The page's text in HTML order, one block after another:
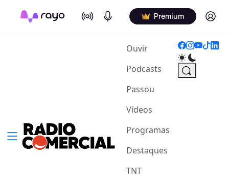
On Air Podcasts Premium Log in
Ouvir(current)
Podcasts
Passou
Vídeos
Programas
Destaques
TNT